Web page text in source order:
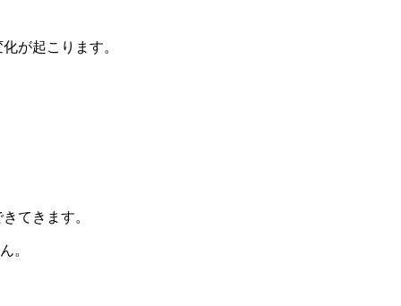
が起こります。
てきます。
。